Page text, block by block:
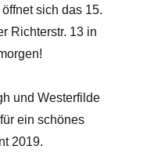
sich das 15.
Richterstr. 13 in
und Westerfilde
ein schönes
2019.